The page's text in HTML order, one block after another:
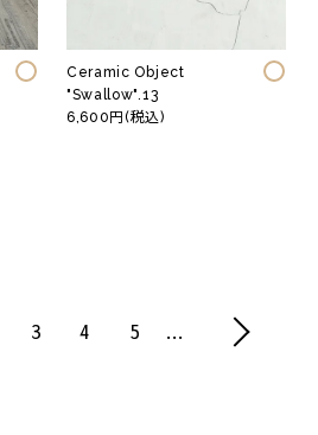
Ceramic Object
"Swallow".13
6,600円(税込)
3 4 5 …